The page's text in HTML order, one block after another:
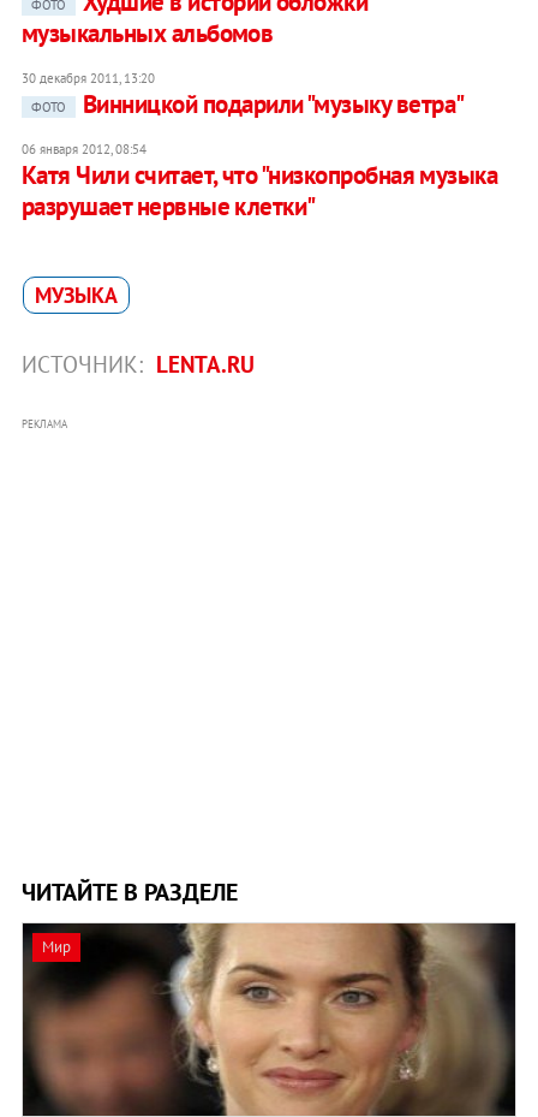
ФОТО
музыкальных альбомов
30 декабря 2011, 13:20
ФОТО
Винницкой подарили "музыку ветра"
06 января 2012, 08:54
Катя Чили считает, что "низкопробная музыка
разрушает нервные клетки"
МУЗЫКА
ИСТОЧНИК: LENTA.RU
РЕКЛАМА
ЧИТАЙТЕ В РАЗДЕЛЕ
Мир